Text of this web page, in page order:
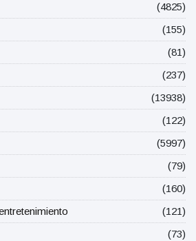
(4825)
(155)
(81)
(237)
(13938)
(122)
(5997)
(79)
(160)
(121)
(73)